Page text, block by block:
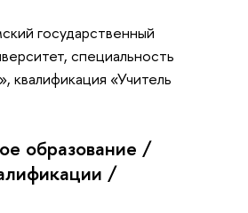
государственный
специальность
квалификация «Учитель
образование /
/